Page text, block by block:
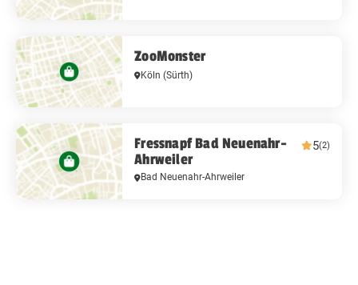
ZooMonster
Köln(Sürth)
Fressnapf Bad Neuenahr-
Ahrweiler
5(2)
Bad Neuenahr-Ahrweiler